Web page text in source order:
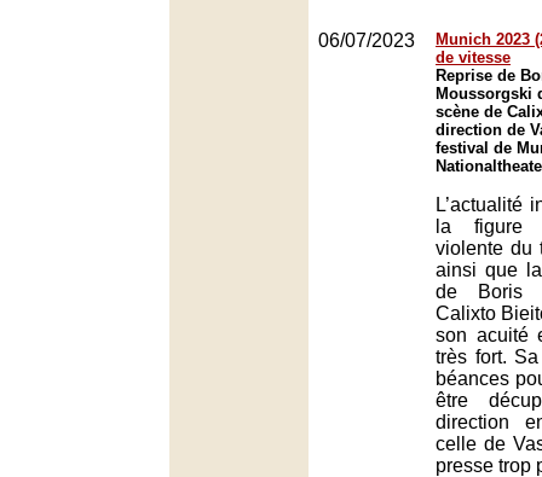
06/07/2023
Munich 2023
de vitesse
Reprise de
Moussorgski
scène de
direction de
festival de
L’actualité
la figure
violente du
ainsi que
de Boris
Calixto
son acuité
très fort.
béances
être
direction
celle de
presse trop